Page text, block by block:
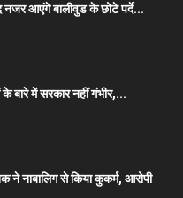
आएंगे बालीवुड के छोटे पर्दे...
के बारे में सरकार नहीं गंभीर,...
ने नाबालिग से किया कुकर्म, आरोपी